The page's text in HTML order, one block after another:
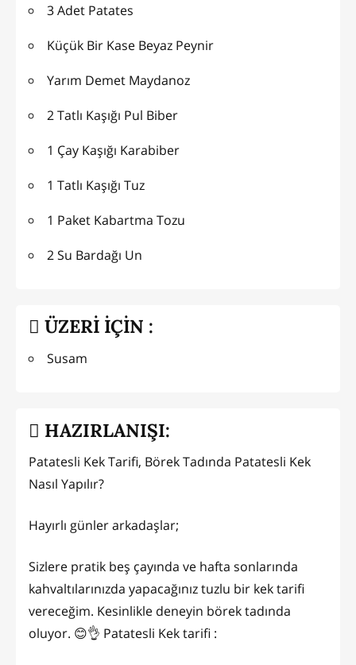
3 Adet Patates
Küçük Bir Kase Beyaz Peynir
Yarım Demet Maydanoz
2 Tatlı Kaşığı Pul Biber
1 Çay Kaşığı Karabiber
1 Tatlı Kaşığı Tuz
1 Paket Kabartma Tozu
2 Su Bardağı Un
ÜZERİ İÇİN :
Susam
HAZIRLANIŞI:
Patatesli Kek Tarifi, Börek Tadında Patatesli Kek
Nasıl Yapılır?
Hayırlı günler arkadaşlar;
Sizlere pratik beş çayında ve hafta sonlarında
kahvaltılarınızda yapacağınız tuzlu bir kek tarifi
vereceğim. Kesinlikle deneyin börek tadında
oluyor. 😊👌 Patatesli Kek tarifi :